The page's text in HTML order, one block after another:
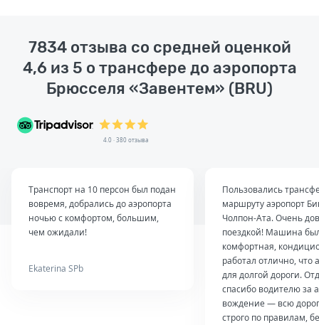
7834 отзыва со средней оценкой
4,6 из 5 о трансфере до аэропорта
Брюсселя «Завентем» (BRU)
4.0 · 380 отзыва
Транспорт на 10 персон был подан
вовремя, добрались до аэропорта
ночью с комфортом, большим,
чем ожидали!
Ekaterina SPb
Пользовались
маршруту аэропорт
Чолпон-Ата. Очень
поездкой! Машина
комфортная,
работал отлично, что
для долгой дороги.
спасибо водителю за
вождение — всю
строго по правилам,